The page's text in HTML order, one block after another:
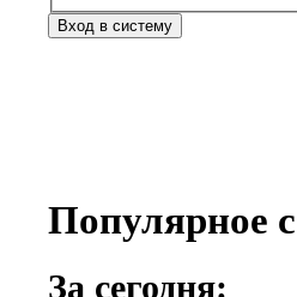
Популярное
За сегодня: